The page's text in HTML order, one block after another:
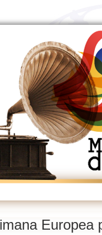
Europea